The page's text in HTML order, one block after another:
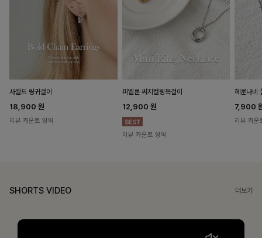
사셀드 링귀걸이
18,900 원
리뷰 카운트 영역
피엘룬 써지컬링목걸이
12,900 원
리뷰 카운트 영역
헤룬나비
7,900
리뷰 카운
SHORTS VIDEO 더보기